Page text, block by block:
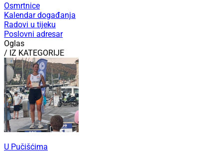
Osmrtnice
Kalendar događanja
Radovi u tijeku
Poslovni adresar
Oglas
/ IZ KATEGORIJE
U Pučišćima